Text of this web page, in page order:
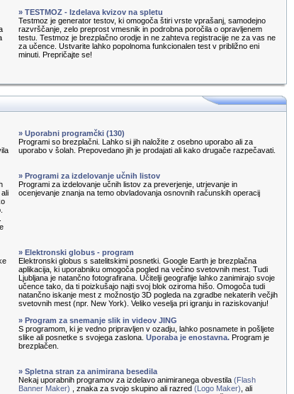
» TESTMOZ - Izdelava kvizov na spletu
Testmoz je generator testov, ki omogoča štiri vrste vprašanj, samodejno
razvrščanje, zelo preprost vmesnik in podrobna poročila o opravljenem
testu. Testmoz je brezplačno orodje in ne zahteva registracije ne za vas ne
za učence. Ustvarite lahko popolnoma funkcionalen test v približno eni
minuti. Prepričajte se!
» Uporabni programčki (130)
Programi so brezplačni. Lahko si jih naložite z osebno uporabo ali za
uporabo v šolah. Prepovedano jih je prodajati ali kako drugače razpečavati.
» Programi za izdelovanje učnih listov
Programi za izdelovanje učnih listov za preverjenje, utrjevanje in
ocenjevanje znanja na temo obvladovanja osnovnih računskih operacij
» Elektronski globus - program
Elektronski globus s satelitskimi posnetki. Google Earth je brezplačna
aplikacija, ki uporabniku omogoča pogled na večino svetovnih mest. Tudi
Ljubljana je natančno fotografirana. Učitelji geografije lahko zanimirajo svoje
učence tako, da ti poizkušajo najti svoj blok oziroma hišo. Omogoča tudi
natančno iskanje mest z možnostjo 3D pogleda na zgradbe nekaterih večjih
svetovnih mest (npr. New York). Veliko veselja pri igranju in raziskovanju!
» Program za snemanje slik in videov JING
S programom, ki je vedno pripravljen v ozadju, lahko posnamete in pošljete
slike ali posnetke s svojega zaslona. Uporaba je enostavna. Program je
brezplačen.
» Spletna stran za animirana besedila
Nekaj uporabnih programov za izdelavo animiranega obvestila (Flash
Banner Maker) , znaka za svojo skupino ali razred (Logo Maker) , ali